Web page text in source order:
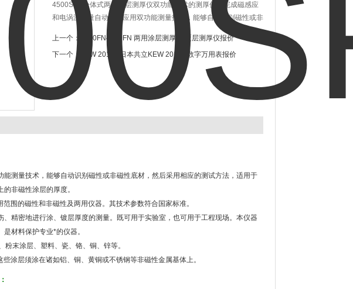
4500SFN分体式两用涂层测厚仪双功能技术的测厚仪，完成磁感应
和电涡流测量自动转换应用双功能测量技术，能够自动识别磁性或非
磁性底材，然后采用相应的测试方法，适用于各种测量环境。可测量
非磁性底材上的非导电性涂层和磁性底材上的非磁性涂层的厚度。
上一个：
4500FN4500FN 两用涂层测厚仪/覆层测厚仪报价
下一个：
KEW 2012R日本共立KEW 2012R数字万用表报价
测量技术，能够自动识别磁性或非磁性底材，然后采用相应的测试方法，适用于
非磁性涂层的厚度。
围的磁性和非磁性及两用仪器。其技术参数符合国家标准。
精密地进行涂、镀层厚度的测量。既可用于实验室，也可用于工程现场。本仪器
材料保护专业*的仪器。
末涂层、塑料、瓷、铬、铜、锌等。
涂层须涂在诸如铝、铜、黄铜或不锈钢等非磁性金属基体上。